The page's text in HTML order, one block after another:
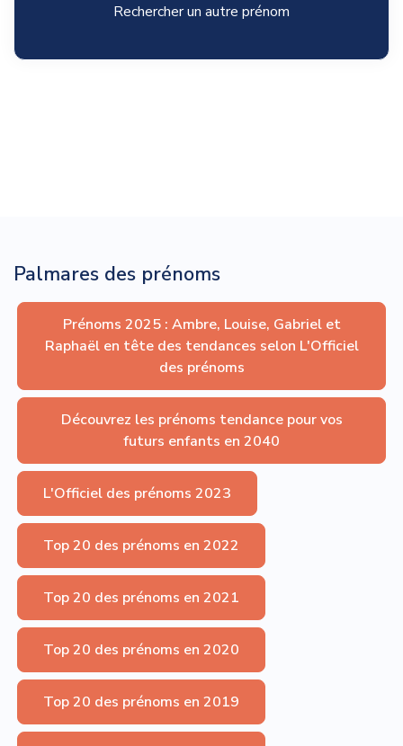
Rechercher un autre prénom
Palmares des prénoms
Prénoms 2025 : Ambre, Louise, Gabriel et
Raphaël en tête des tendances selon L'Officiel
des prénoms
Découvrez les prénoms tendance pour vos
futurs enfants en 2040
L'Officiel des prénoms 2023
Top 20 des prénoms en 2022
Top 20 des prénoms en 2021
Top 20 des prénoms en 2020
Top 20 des prénoms en 2019